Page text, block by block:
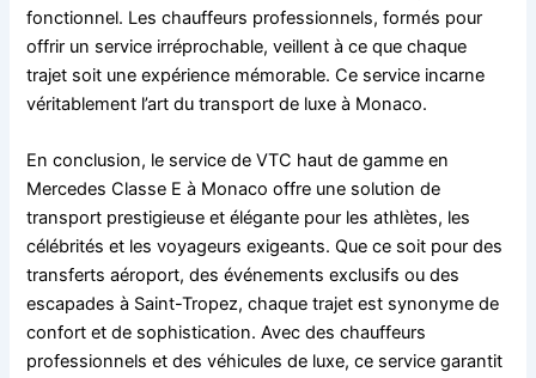
fonctionnel. Les chauffeurs professionnels, formés pour
offrir un service irréprochable, veillent à ce que chaque
trajet soit une expérience mémorable. Ce service incarne
véritablement l’art du transport de luxe à Monaco.
En conclusion, le service de VTC haut de gamme en
Mercedes Classe E à Monaco offre une solution de
transport prestigieuse et élégante pour les athlètes, les
célébrités et les voyageurs exigeants. Que ce soit pour des
transferts aéroport, des événements exclusifs ou des
escapades à Saint-Tropez, chaque trajet est synonyme de
confort et de sophistication. Avec des chauffeurs
professionnels et des véhicules de luxe, ce service garantit